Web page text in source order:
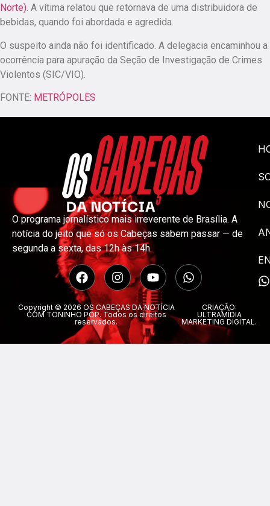
Norte). A vítima relatou que retornava de uma distribuidora de
bebidas, quando foi abordada e agredida.
O suspeito ainda não foi identificado. A delegacia encaminhou a
ocorrência para apuração da Seção de Investigação de Crimes
Violentos (SIC/VIO).
FONTE: METRÓPOLES
O programa jornalístico mais irreverente de Brasília. A
notícia do jeito que só os Cabeças sabem passar — de
segunda a sexta, das 12h às 14h.
Copyright © 2026 OS CABEÇAS DA NOTÍCIA
COM TONINHO POP. Todos os direitos
reservados.
CRIAÇÃO:
ULTRAMÍDIA
MARKETING DIGITAL.